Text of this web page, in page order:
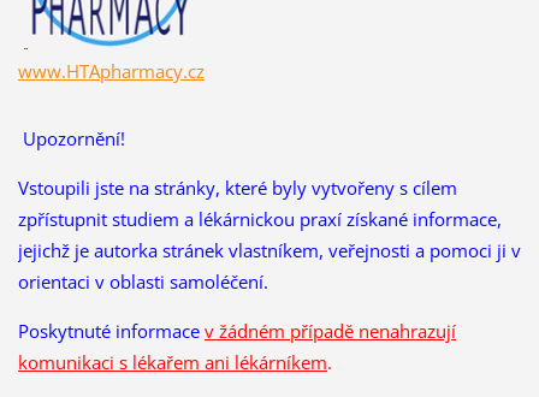
www.HTApharmacy.cz
Upozornění!
Vstoupili jste na stránky, které byly vytvořeny s cílem
zpřístupnit studiem a lékárnickou praxí získané informace,
jejichž je autorka stránek vlastníkem, veřejnosti a pomoci ji v
orientaci v oblasti samoléčení.
Poskytnuté informace v žádném případě nenahrazují
komunikaci s lékařem ani lékárníkem.